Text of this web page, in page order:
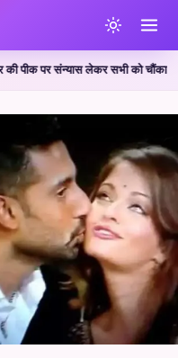
संन्यास लेकर सभी को चौंका दिया•🔥